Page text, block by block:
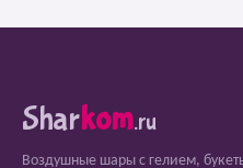
Sharkom.ru
Воздушные шары с гелием,